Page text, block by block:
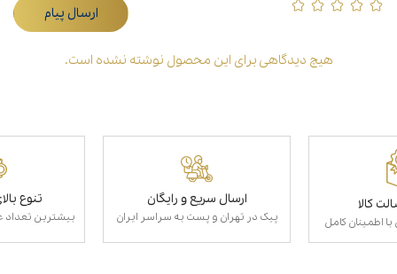
ارسال پیام
هیچ دیدگاهی برای این محصول نوشته نشده است.
کالا
اطمینان کامل
ارسال سریع و رایگان
پیک در تهران و پست به سراسر ایران
تنوع
بیشترین تعداد